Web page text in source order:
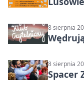
8 sierpnia
8 sierpnia
Spacer